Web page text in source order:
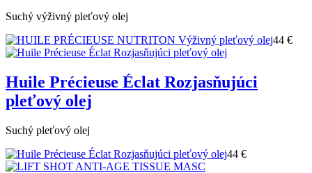
Suchý výživný pleťový olej
44 €
Huile Précieuse Éclat Rozjasňujúci
pleťový olej
Suchý pleťový olej
44 €